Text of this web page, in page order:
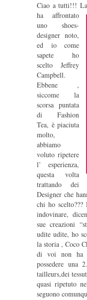
Ciao a tutti!!! La
ha affrontato
uno shoes-
designer noto,
ed io come
sapete ho
scelto Jeffrey
Campbell.
Ebbene ,
siccome la
scorsa puntata
di Fashion
Tea, è piaciuta
molto,
abbiamo
voluto ripetere
l’ esperienza,
questa volta
trattando dei
Designer che
chi ho scelto???
indovinare,
sue creazioni
udite udite, ho
la storia , Coco
di voi non ha
possedere una
tailleurs,dei
quasi ripetuto
seguono